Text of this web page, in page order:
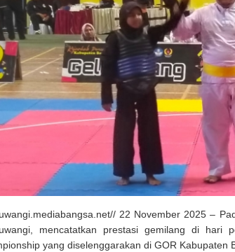
22 November 2025 –
mencatatkan prestasi gemilang di hari
yang diselenggarakan di GOR Kabupaten